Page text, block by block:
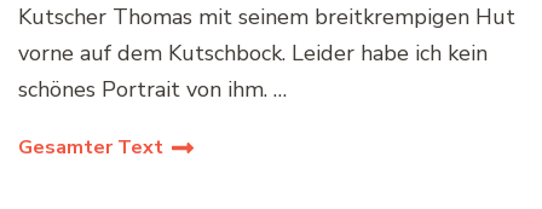
Kutscher Thomas mit seinem breitkrempigen Hut
vorne auf dem Kutschbock. Leider habe ich kein
schönes Portrait von ihm. …
Gesamter Text